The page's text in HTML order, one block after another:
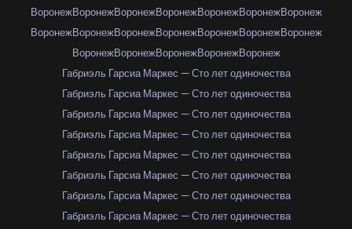
ВоронежВоронежВоронежВоронежВоронежВоронежВоронеж
ВоронежВоронежВоронежВоронежВоронежВоронежВоронеж
ВоронежВоронежВоронежВоронежВоронеж
Габриэль Гарсиа Маркес — Сто лет одиночества
Габриэль Гарсиа Маркес — Сто лет одиночества
Габриэль Гарсиа Маркес — Сто лет одиночества
Габриэль Гарсиа Маркес — Сто лет одиночества
Габриэль Гарсиа Маркес — Сто лет одиночества
Габриэль Гарсиа Маркес — Сто лет одиночества
Габриэль Гарсиа Маркес — Сто лет одиночества
Габриэль Гарсиа Маркес — Сто лет одиночества